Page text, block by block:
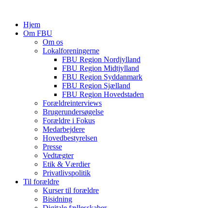
Hjem
Om FBU
Om os
Lokalforeningerne
FBU Region Nordjylland
FBU Region Midtjylland
FBU Region Syddanmark
FBU Region Sjælland
FBU Region Hovedstaden
Forældreinterviews
Brugerundersøgelse
Forældre i Fokus
Medarbejdere
Hovedbestyrelsen
Presse
Vedtægter
Etik & Værdier
Privatlivspolitik
Til forældre
Kurser til forældre
Bisidning